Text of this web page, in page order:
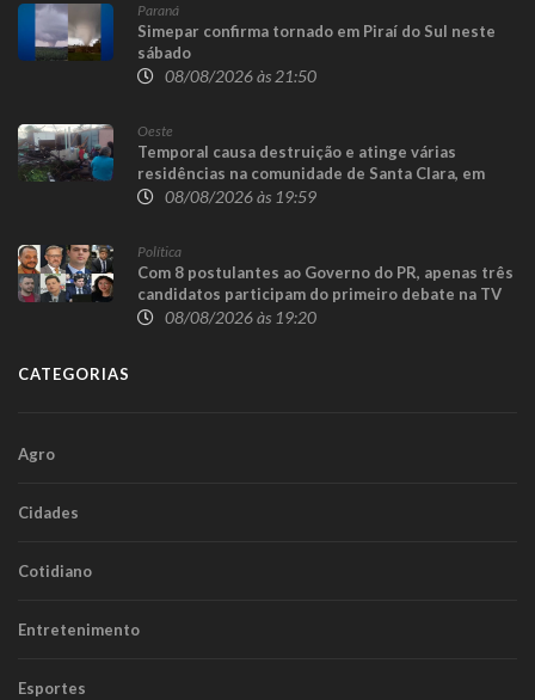
Paraná
Simepar confirma tornado em Piraí do Sul neste
sábado
08/08/2026 às 21:50
Oeste
Temporal causa destruição e atinge várias
residências na comunidade de Santa Clara, em
Candói08/08/2026 às 19:59
Política
Com 8 postulantes ao Governo do PR, apenas três
candidatos participam do primeiro debate na TV
08/08/2026 às 19:20
CATEGORIAS
Agro
Cidades
Cotidiano
Entretenimento
Esportes